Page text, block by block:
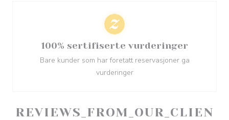
REVIEWS_FROM_OUR_CLIEN
100% sertifiserte vurderinger
Bare kunder som har foretatt reservasjoner ga
vurderinger